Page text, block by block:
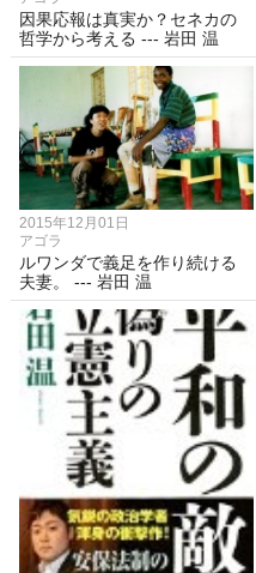
因果応報は真実か？セネカの
哲学から考える --- 岩田 温
2015年12月01日
アゴラ
ルワンダで義足を作り続ける
夫妻。 --- 岩田 温